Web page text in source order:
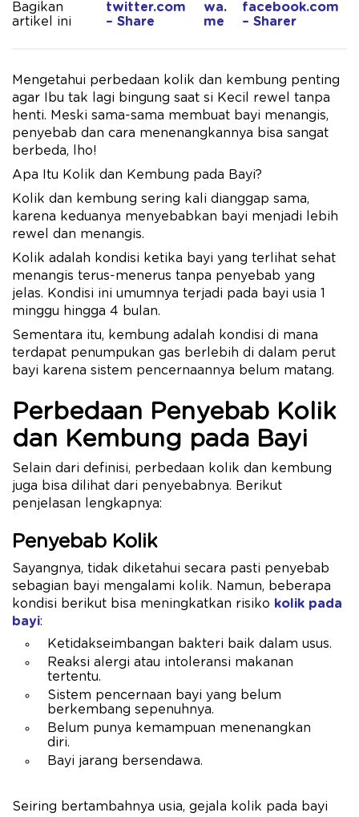
Bagikan
artikel ini
twitter.com
– Share
wa.
me
facebook.com
– Sharer
Mengetahui perbedaan kolik dan kembung penting
agar Ibu tak lagi bingung saat si Kecil rewel tanpa
henti. Meski sama-sama membuat bayi menangis,
penyebab dan cara menenangkannya bisa sangat
berbeda, lho!
Apa Itu Kolik dan Kembung pada Bayi?
Kolik dan kembung sering kali dianggap sama,
karena keduanya menyebabkan bayi menjadi lebih
rewel dan menangis.
Kolik adalah kondisi ketika bayi yang terlihat sehat
menangis terus-menerus tanpa penyebab yang
jelas. Kondisi ini umumnya terjadi pada bayi usia 1
minggu hingga 4 bulan.
Sementara itu, kembung adalah kondisi di mana
terdapat penumpukan gas berlebih di dalam perut
bayi karena sistem pencernaannya belum matang.
Perbedaan Penyebab Kolik
dan Kembung pada Bayi
Selain dari definisi, perbedaan kolik dan kembung
juga bisa dilihat dari penyebabnya. Berikut
penjelasan lengkapnya:
Penyebab Kolik
Sayangnya, tidak diketahui secara pasti penyebab
sebagian bayi mengalami kolik. Namun, beberapa
kondisi berikut bisa meningkatkan risiko kolik pada
bayi:
Ketidakseimbangan bakteri baik dalam usus.
Reaksi alergi atau intoleransi makanan
tertentu.
Sistem pencernaan bayi yang belum
berkembang sepenuhnya.
Belum punya kemampuan menenangkan
diri.
Bayi jarang bersendawa.
Seiring bertambahnya usia, gejala kolik pada bayi